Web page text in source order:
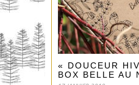
« DOUCEUR
BOX BELLE AU